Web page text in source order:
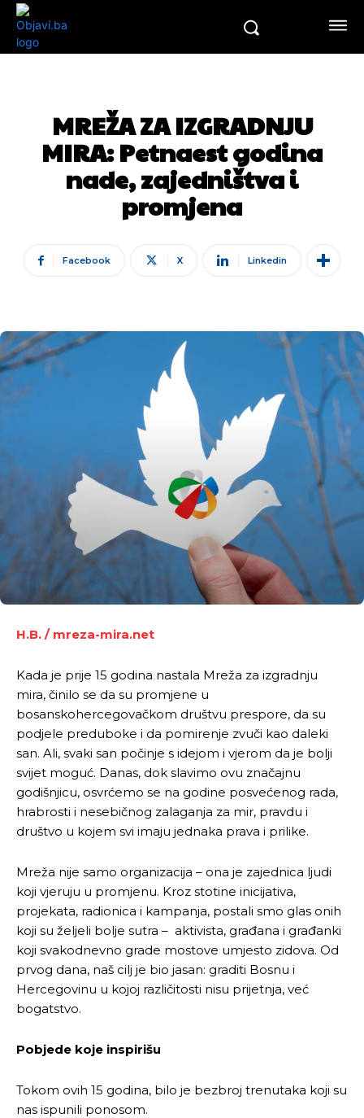
MREŽA ZA IZGRADNJU
MIRA: Petnaest godina
nade, zajedništva i
promjena
Facebook X Linkedin
H.B. / mreza-mira.net
Kada je prije 15 godina nastala Mreža za izgradnju
mira, činilo se da su promjene u
bosanskohercegovačkom društvu prespore, da su
podjele preduboke i da pomirenje zvuči kao daleki
san. Ali, svaki san počinje s idejom i vjerom da je bolji
svijet moguć. Danas, dok slavimo ovu značajnu
godišnjicu, osvrćemo se na godine posvećenog rada,
hrabrosti i nesebičnog zalaganja za mir, pravdu i
društvo u kojem svi imaju jednaka prava i prilike.
Mreža nije samo organizacija – ona je zajednica ljudi
koji vjeruju u promjenu. Kroz stotine inicijativa,
projekata, radionica i kampanja, postali smo glas onih
koji su željeli bolje sutra – aktivista, građana i građanki
koji svakodnevno grade mostove umjesto zidova. Od
prvog dana, naš cilj je bio jasan: graditi Bosnu i
Hercegovinu u kojoj različitosti nisu prijetnja, već
bogatstvo.
Pobjede koje inspirišu
Tokom ovih 15 godina, bilo je bezbroj trenutaka koji su
nas ispunili ponosom.